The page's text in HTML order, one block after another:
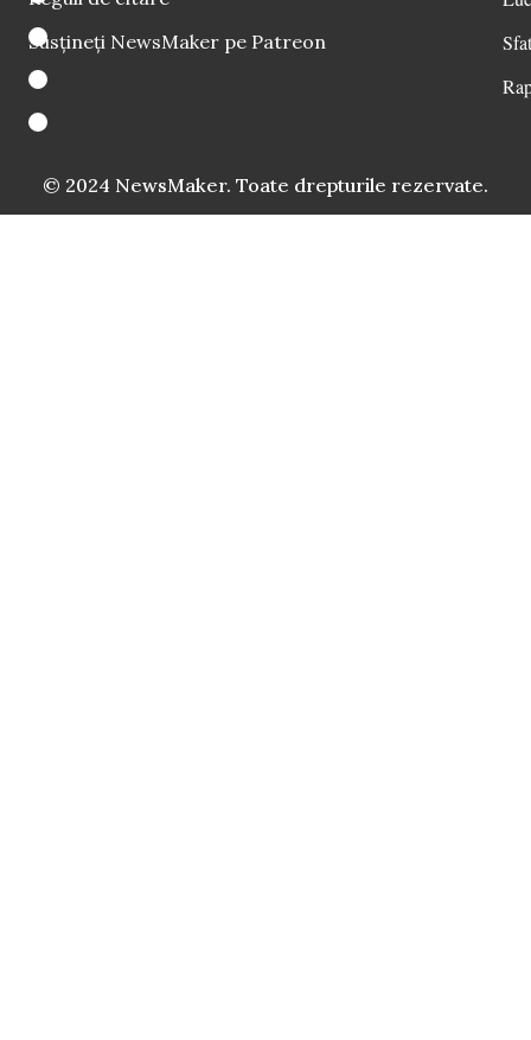
Susțineți NewsMaker pe Patreon
© 2024 NewsMaker. Toate drepturile rezervate.